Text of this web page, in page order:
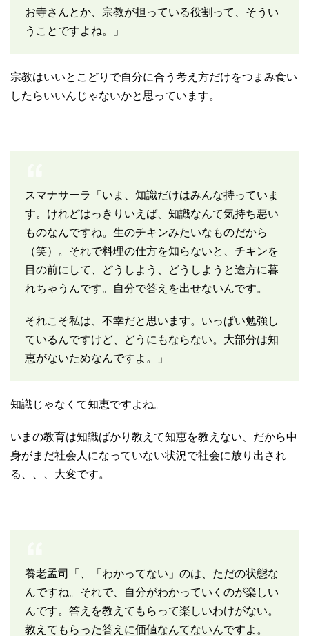
お寺さんとか、宗教が担っている役割って、そうい
うことですよね。」
宗教はいいとこどりで自分に合う考え方だけをつまみ食い
したらいいんじゃないかと思っています。
スマナサーラ「いま、知識だけはみんな持っていま
す。けれどはっきりいえば、知識なんて気持ち悪い
ものなんですね。生のチキンみたいなものだから
（笑）。それで料理の仕方を知らないと、チキンを
目の前にして、どうしよう、どうしようと途方に暮
れちゃうんです。自分で答えを出せないんです。
それこそ私は、不幸だと思います。いっぱい勉強し
ているんですけど、どうにもならない。大部分は知
恵がないためなんですよ。」
知識じゃなくて知恵ですよね。
いまの教育は知識ばかり教えて知恵を教えない、だから中
身がまだ社会人になっていない状況で社会に放り出され
る、、、大変です。
養老孟司「、「わかってない」のは、ただの状態な
んですね。それで、自分がわかっていくのが楽しい
んです。答えを教えてもらって楽しいわけがない。
教えてもらった答えに価値なんてないんですよ。